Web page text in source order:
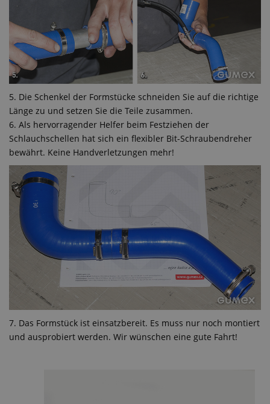
5. Die Schenkel der Formstücke schneiden Sie auf die richtige
Länge zu und setzen Sie die Teile zusammen.
6. Als hervorragender Helfer beim Festziehen der
Schlauchschellen hat sich ein flexibler Bit-Schraubendreher
bewährt. Keine Handverletzungen mehr!
7. Das Formstück ist einsatzbereit. Es muss nur noch montiert
und ausprobiert werden. Wir wünschen eine gute Fahrt!